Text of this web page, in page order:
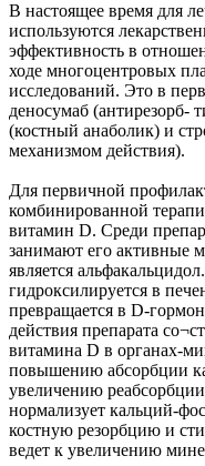
В настоящее время для
используются
эффективность в
ходе многоцентровых
исследований. Это в
деносумаб (антирезорб-
(костный анаболик) и
механизмом действия).
Для первичной
комбинированной
витамин D. Среди
занимают его активные
является
гидроксилируется в
превращается в D-
действия препарата
витамина D в органах-
повышению абсорбции
увеличению
нормализует кальций-
костную резорбцию и
ведет к увеличению